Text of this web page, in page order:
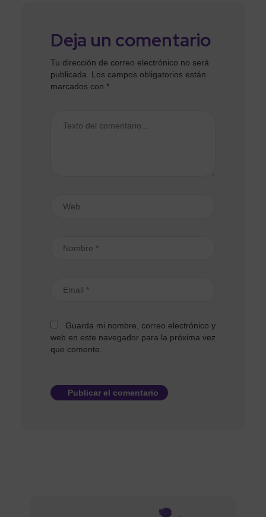
Deja un comentario
Tu dirección de correo electrónico no será
publicada.
Los campos obligatorios están
marcados con *
Guarda mi nombre, correo electrónico y
web en este navegador para la próxima vez
que comente.